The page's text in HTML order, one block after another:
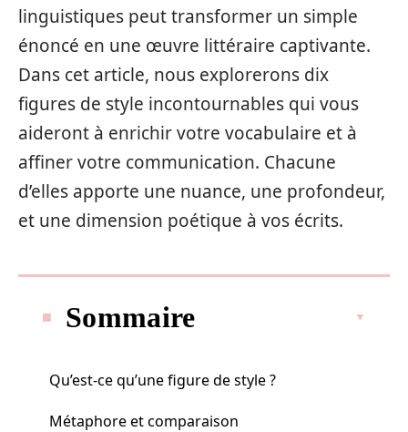
linguistiques peut transformer un simple
énoncé en une œuvre littéraire captivante.
Dans cet article, nous explorerons dix
figures de style incontournables qui vous
aideront à enrichir votre vocabulaire et à
affiner votre communication. Chacune
d’elles apporte une nuance, une profondeur,
et une dimension poétique à vos écrits.
Sommaire
Qu’est-ce qu’une figure de style ?
Métaphore et comparaison